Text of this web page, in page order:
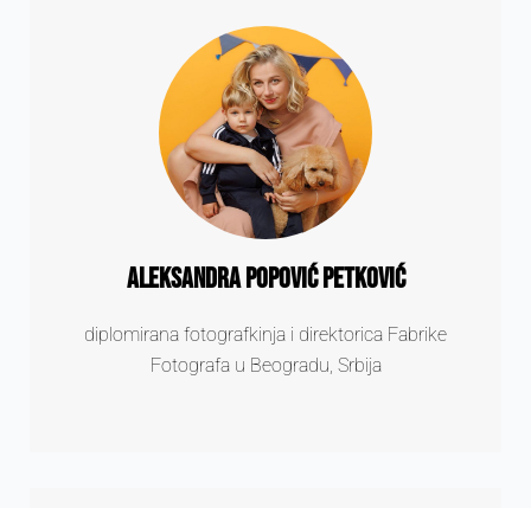
Aleksandra Popović Petković
diplomirana fotografkinja i direktorica Fabrike
Fotografa u Beogradu, Srbija